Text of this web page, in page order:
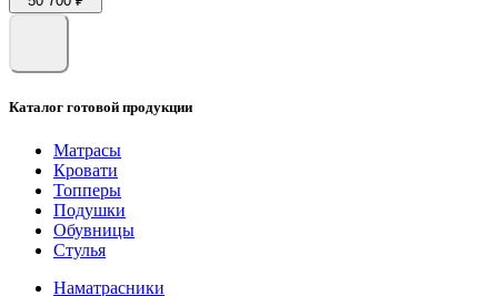
Каталог готовой продукции
Матрасы
Кровати
Топперы
Подушки
Обувницы
Стулья
Наматрасники